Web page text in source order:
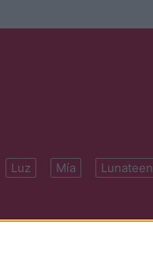
Luz Mía Lunateen